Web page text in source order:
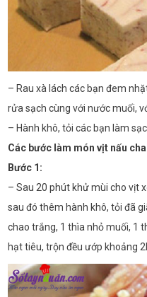
– Rau xà lách các bạn đem
rửa sạch cùng với nước muối,
– Hành khô, tỏi các bạn làm
Các bước làm món vịt nấu
Bước 1:
– Sau 20 phút khử mùi cho vịt
sau đó thêm hành khô, tỏi đã
chao trắng, 1 thìa nhỏ muối, 1
hạt tiêu, trộn đều ướp khoảng